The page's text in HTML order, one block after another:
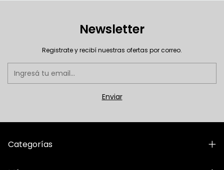
Newsletter
Registrate y recibí nuestras ofertas por correo.
Categorías